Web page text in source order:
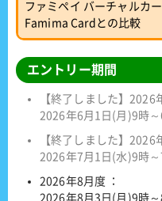
ファミペイ バーチャルカー
Famima Cardとの比較
エントリー期間
【終了しました】2026
2026年6月1日(月)9時
【終了しました】2026
2026年7月1日(水)9時
2026年8月度 ：
2026年8月3日(月)9時